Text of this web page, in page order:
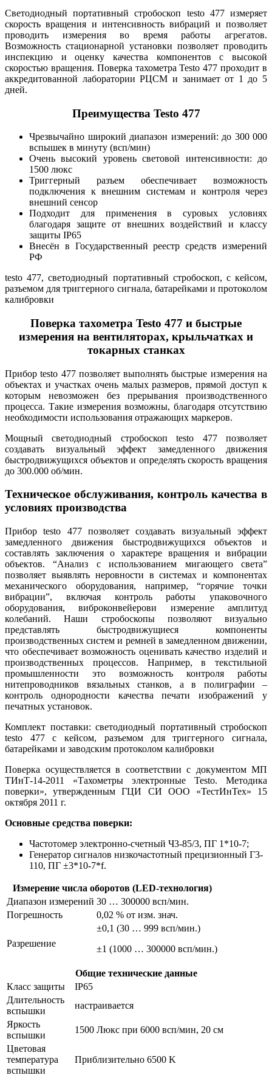
Светодиодный портативный стробоскоп testo 477 измеряет
скорость вращения и интенсивность вибраций и позволяет
проводить измерения во время работы агрегатов.
Возможность стационарной установки позволяет проводить
инспекцию и оценку качества компонентов с высокой
скоростью вращения. Поверка тахометра Testo 477 проходит в
аккредитованной лаборатории РЦСМ и занимает от 1 до 5
дней.
Преимущества Testo 477
Чрезвычайно широкий диапазон измерений: до 300 000
вспышек в минуту (всп/мин)
Очень высокий уровень световой интенсивности: до
1500 люкс
Триггерный разъем обеспечивает возможность
подключения к внешним системам и контроля через
внешний сенсор
Подходит для применения в суровых условиях
благодаря защите от внешних воздействий и классу
защиты IP65
Внесён в Государственный реестр средств измерений
РФ
testo 477, светодиодный портативный стробоскоп, с кейсом,
разъемом для триггерного сигнала, батарейками и протоколом
калибровки
Поверка тахометра Testo 477 и быстрые
измерения на вентиляторах, крыльчатках и
токарных станках
Прибор testo 477 позволяет выполнять быстрые измерения на
объектах и участках очень малых размеров, прямой доступ к
которым невозможен без прерывания производственного
процесса. Такие измерения возможны, благодаря отсутствию
необходимости использования отражающих маркеров.
Мощный светодиодный стробоскоп testo 477 позволяет
создавать визуальный эффект замедленного движения
быстродвижущихся объектов и определять скорость вращения
до 300.000 об/мин.
Техническое обслуживания, контроль качества в
условиях производства
Прибор testo 477 позволяет создавать визуальный эффект
замедленного движения быстродвижущихся объектов и
составлять заключения о характере вращения и вибрации
объектов. “Анализ с использованием мигающего света”
позволяет выявлять неровности в системах и компонентах
механического оборудования, например, “горячие точки
вибрации”, включая контроль работы упаковочного
оборудования, виброконвейерови измерение амплитуд
колебаний. Наши стробоскопы позволяют визуально
представлять быстродвижущиеся компоненты
производственных систем и ремней в замедленном движении,
что обеспечивает возможность оценивать качество изделий и
производственных процессов. Например, в текстильной
промышленности это возможность контроля работы
нитепроводников вязальных станков, а в полиграфии –
контроль однородности качества печати изображений у
печатных установок.
Комплект поставки: светодиодный портативный стробоскоп
testo 477 с кейсом, разъемом для триггерного сигнала,
батарейками и заводским протоколом калибровки
Поверка осуществляется в соответствии с документом МП
ТИнТ-14-2011 «Тахометры электронные Testo. Методика
поверки», утвержденным ГЦИ СИ ООО «ТестИнТех» 15
октября 2011 г.
Основные средства поверки:
Частотомер электронно-счетный Ч3-85/3, ПГ 1*10-7;
Генератор сигналов низкочастотный прецизионный Г3-
110, ПГ ±3*10-7*f.
Измерение числа оборотов (LED-технология)
Диапазон измерений 30 … 300000 всп/мин.
Погрешность
0,02 % от изм. знач.
Разрешение
±0,1 (30 … 999 всп/мин.)
±1 (1000 … 300000 всп/мин.)
Общие технические данные
Класс защиты
IP65
Длительность
вспышки
настраивается
Яркость
вспышки
1500 Люкс при 6000 всп/мин, 20 см
Цветовая
температура
вспышки
Приблизительно 6500 K